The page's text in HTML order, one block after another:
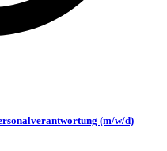
(m/w/d)